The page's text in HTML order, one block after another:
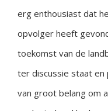
erg enthousiast dat
opvolger heeft
toekomst van de
ter discussie staat en
van groot belang om